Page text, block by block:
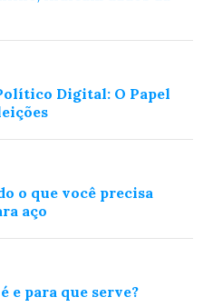
Digital: O Papel
o que você precisa
aço
e para que serve?